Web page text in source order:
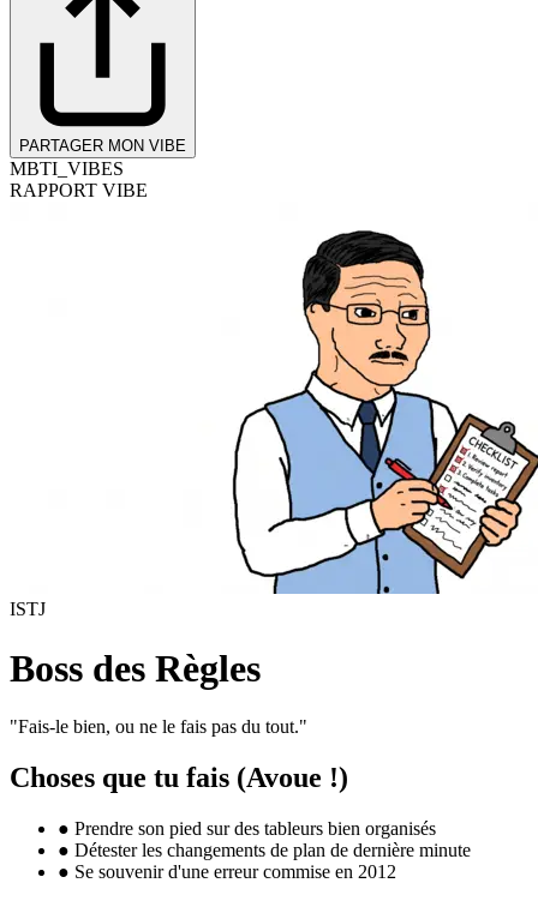
PARTAGER MON VIBE
MBTI_VIBES
RAPPORT VIBE
ISTJ
Boss des Règles
"Fais-le bien, ou ne le fais pas du tout."
Choses que tu fais (Avoue !)
● Prendre son pied sur des tableurs bien organisés
● Détester les changements de plan de dernière minute
● Se souvenir d'une erreur commise en 2012